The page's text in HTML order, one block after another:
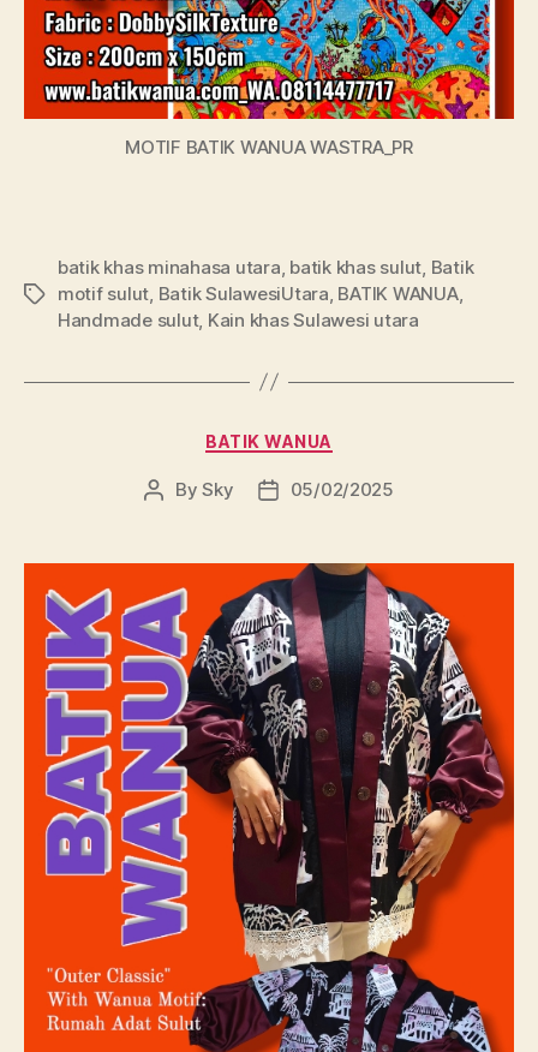
MOTIF BATIK WANUA WASTRA_PR
Tags
batik khas minahasa utara, batik khas sulut, Batik
motif sulut, Batik SulawesiUtara, BATIK WANUA,
Handmade sulut, Kain khas Sulawesi utara
Categories
BATIK WANUA
PostBySky
Post05/02/2025